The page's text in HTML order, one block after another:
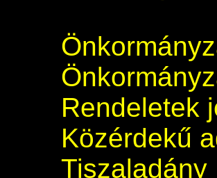
Rendeletek
Közérdekű
Tiszaladány